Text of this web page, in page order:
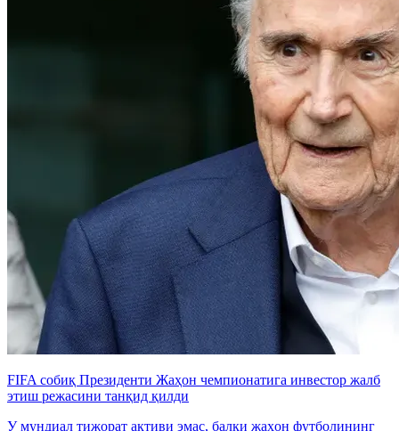
FIFA собиқ Президенти Жаҳон чемпионатига инвестор жалб
этиш режасини танқид қилди
У мундиал тижорат активи эмас, балки жаҳон футболининг